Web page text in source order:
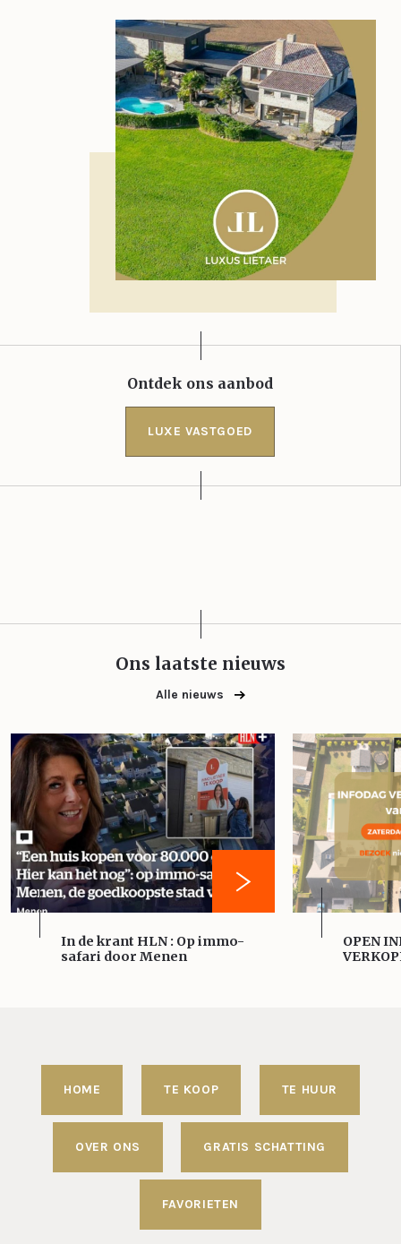
Ontdek ons aanbod
LUXE VASTGOED
Ons laatste nieuws
Alle nieuws
In de krant HLN : Op immo-
safari door Menen
OPEN
HOME TE KOOP TE HUUR
OVER ONS GRATIS SCHATTING
FAVORIETEN